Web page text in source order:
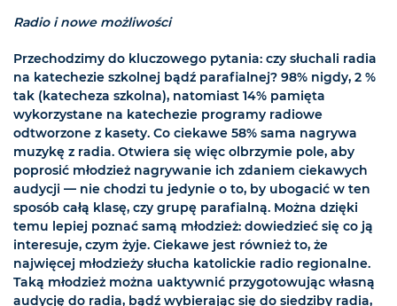
Radio i nowe możliwości
Przechodzimy do kluczowego pytania: czy słuchali radia
na katechezie szkolnej bądź parafialnej? 98% nigdy, 2 %
tak (katecheza szkolna), natomiast 14% pamięta
wykorzystane na katechezie programy radiowe
odtworzone z kasety. Co ciekawe 58% sama nagrywa
muzykę z radia. Otwiera się więc olbrzymie pole, aby
poprosić młodzież nagrywanie ich zdaniem ciekawych
audycji — nie chodzi tu jedynie o to, by ubogacić w ten
sposób całą klasę, czy grupę parafialną. Można dzięki
temu lepiej poznać samą młodzież: dowiedzieć się co ją
interesuje, czym żyje. Ciekawe jest również to, że
najwięcej młodzieży słucha katolickie radio regionalne.
Taką młodzież można uaktywnić przygotowując własną
audycję do radia, bądź wybierając się do siedziby radia,